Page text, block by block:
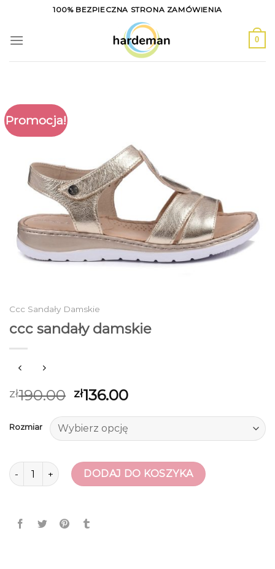
content
100% BEZPIECZNA STRONA ZAMÓWIENIA
0
Promocja!
Ccc Sandały Damskie
ccc sandały damskie
zł190.00 zł136.00
Rozmiar
ilość ccc sandały damskieDODAJ DO KOSZYKA